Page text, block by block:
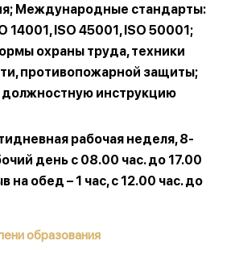
Международные стандарты:
14001, ISO 45001, ISO 50001;
охраны труда, техники
противопожарной защиты;
инструкцию
рабочая неделя, 8-
день с 08.00 час. до 17.00
на обед – 1 час, с 12.00 час. до
образования